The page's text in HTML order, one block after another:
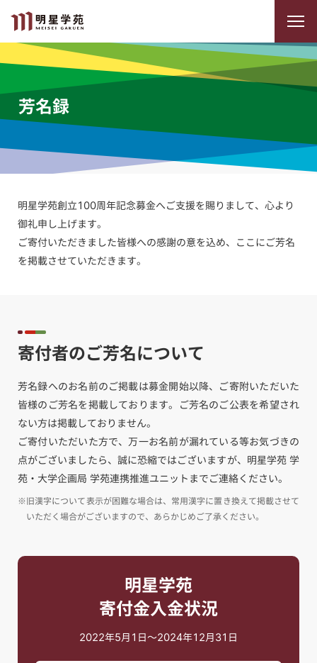
芳名録
明星学苑創立100周年記念募金へご支援を賜りまして、心より
御礼申し上げます。
ご寄付いただきました皆様への感謝の意を込め、ここにご芳名
を掲載させていただきます。
寄付者のご芳名について
芳名録へのお名前のご掲載は募金開始以降、ご寄附いただいた
皆様のご芳名を掲載しております。ご芳名のご公表を希望され
ない方は掲載しておりません。
ご寄付いただいた方で、万一お名前が漏れている等お気づきの
点がございましたら、誠に恐縮ではございますが、明星学苑 学
苑・大学企画局 学苑連携推進ユニットまでご連絡ください。
※旧漢字について表示が困難な場合は、常用漢字に置き換えて掲載させて
いただく場合がございますので、あらかじめご了承ください。
明星学苑
寄付金入金状況
2022年5月1日～2024年12月31日